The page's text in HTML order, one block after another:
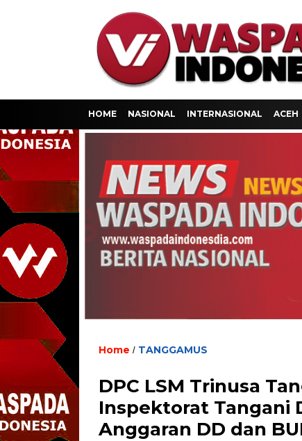
HOME NASIONAL INTERNASIONAL ACEH
Home / TANGGAMUS
DPC LSM Trinusa
Inspektorat Tangani
Anggaran DD dan